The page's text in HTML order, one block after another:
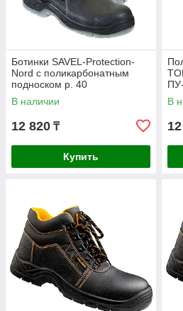
Ботинки SAVEL-Protection-
Nord с поликарбонатным
подноском р. 40
В наличии
12 820 ₸
Купить
В